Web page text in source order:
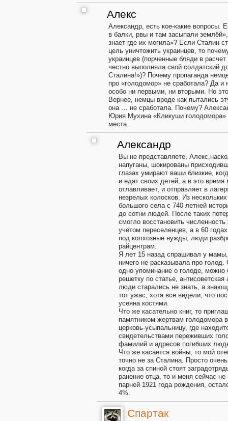
Алекс
Александр, есть кое-какие вопросы.
в балки, рвы и там засыпали
знает где их могила»? Если Сталин
цель уничтожить украинцев, то
украинцев (порченные бляди в
честно выполняла свой солдатский
Сталина!»)? Почему пропаганда
про «голодомор» не сработала? Да и
особо ни первыми, ни вторыми. Но
Вернее, немцы вроде как пытались
она … не сработала. Почему?
Юрия Мухина «Кликуши голодомора»
места.
Александр
Вы не представляете,
напуганы, шокированы
глазах умирают ваши близкие,
и едят своих детей, а в это
отлавливает, и отправляет в
незрелых колосков. Из
большого села с 740 летней
до сотни людей. После таких
смогло восстановить
учётом переселенцев, а в 60
под колхозные нужды, люди
райцентрам.
Я лет 15 назад спрашивал у
ничего не расказывала про голод.
одно упоминание о голоде, можно
решетку по статье, антисоветская
люди старались не знать, а
тот ужас, хотя все видели, что
усеяна костями.
Что же касательно книг, то
памятником жертвам голодомора
церковь-усыпальницу, где
свидетельствами переживших
фамилий и адресов погибших
Что же касается войны, то мой
точно не за Сталина. Просто
когда за спиной стоят
ранение отца, то и меня сейчас
парней 1921 года рождения,
4%.
Спартак